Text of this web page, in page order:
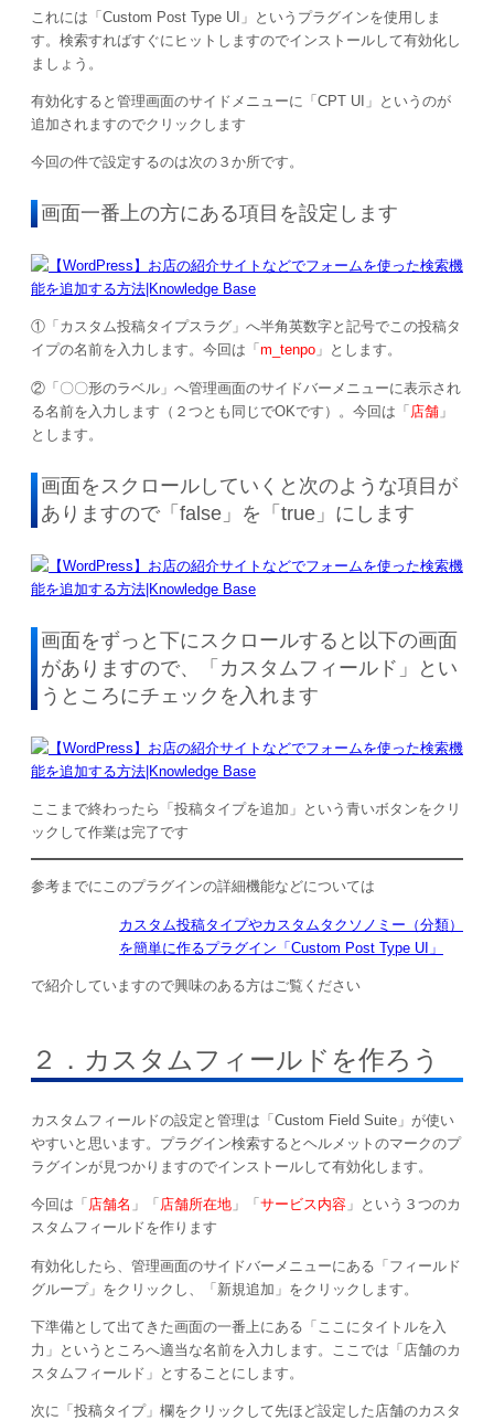
これには「Custom Post Type UI」というプラグインを使用しま
す。検索すればすぐにヒットしますのでインストールして有効化し
ましょう。
有効化すると管理画面のサイドメニューに「CPT UI」というのが
追加されますのでクリックします
今回の件で設定するのは次の３か所です。
画面一番上の方にある項目を設定します
①「カスタム投稿タイプスラグ」へ半角英数字と記号でこの投稿タ
イプの名前を入力します。今回は「 m_tenpo 」とします。
②「〇〇形のラベル」へ管理画面のサイドバーメニューに表示され
る名前を入力します（２つとも同じでOKです）。今回は「 店舗 」
とします。
画面をスクロールしていくと次のような項目が
ありますので「false」を「true」にします
画面をずっと下にスクロールすると以下の画面
がありますので、「カスタムフィールド」とい
うところにチェックを入れます
ここまで終わったら「投稿タイプを追加」という青いボタンをクリ
ックして作業は完了です
参考までにこのプラグインの詳細機能などについては
カスタム投稿タイプやカスタムタクソノミー（分類）
を簡単に作るプラグイン「Custom Post Type UI」
で紹介していますので興味のある方はご覧ください
２．カスタムフィールドを作ろう
カスタムフィールドの設定と管理は「Custom Field Suite」が使い
やすいと思います。プラグイン検索するとヘルメットのマークのプ
ラグインが見つかりますのでインストールして有効化します。
今回は「 店舗名 」「 店舗所在地 」「 サービス内容 」という３つのカ
スタムフィールドを作ります
有効化したら、管理画面のサイドバーメニューにある「フィールド
グループ」をクリックし、「新規追加」をクリックします。
下準備として出てきた画面の一番上にある「ここにタイトルを入
力」というところへ適当な名前を入力します。ここでは「店舗のカ
スタムフィールド」とすることにします。
次に「投稿タイプ」欄をクリックして先ほど設定した店舗のカスタ